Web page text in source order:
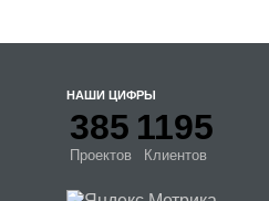
НАШИ ЦИФРЫ
385
Проектов
1195
Клиентов